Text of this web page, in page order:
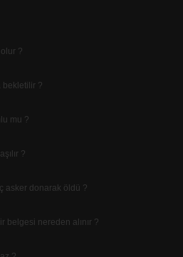
?
bekletilir ?
mu ?
?
asker donarak öldü ?
belgesi nereden alınır ?